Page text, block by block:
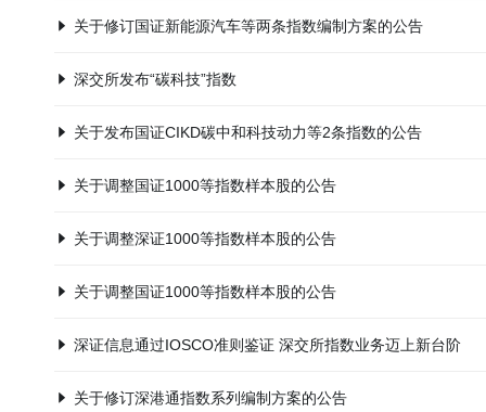
关于修订国证新能源汽车等两条指数编制方案的公告
深交所发布“碳科技”指数
关于发布国证CIKD碳中和科技动力等2条指数的公告
关于调整国证1000等指数样本股的公告
关于调整深证1000等指数样本股的公告
关于调整国证1000等指数样本股的公告
深证信息通过IOSCO准则鉴证 深交所指数业务迈上新台阶
关于修订深港通指数系列编制方案的公告